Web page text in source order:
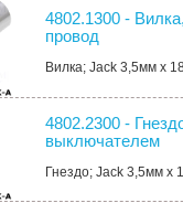
4802.1300 -
провод
Вилка; Jack 3,5мм х
4802.2300 -
выключателем
Гнездо; Jack 3,5мм х